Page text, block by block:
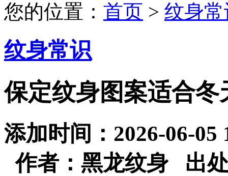
您的位置： 首页 > 纹身
纹身常识
保定纹身图案适合冬
添加时间：2026-06-
作者：黑龙纹身 出